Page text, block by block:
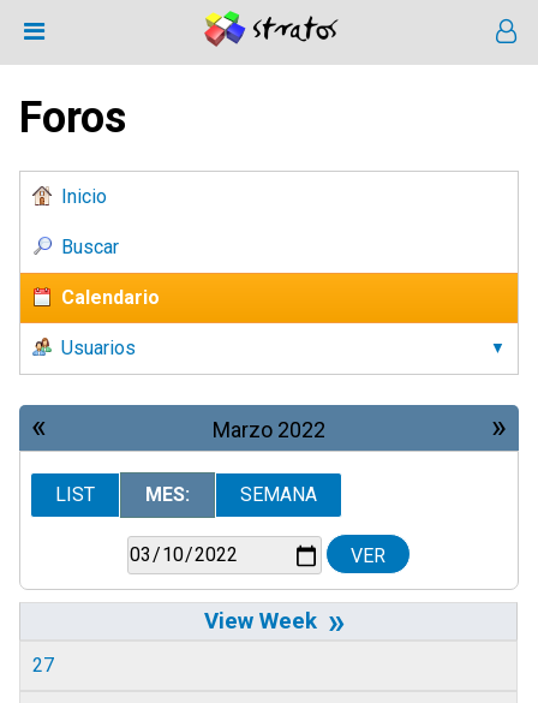
Foros
Inicio
Buscar
Calendario
Usuarios
« »
Marzo 2022
LIST MES: SEMANA
»
27